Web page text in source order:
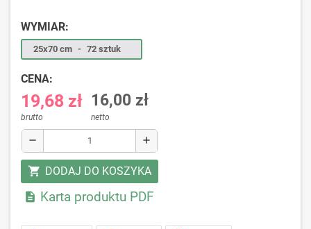
WYMIAR:
25x70 cm - 72 sztuk
CENA:
19,68 zł
brutto
16,00 zł
netto
remove add
shopping_cart DODAJ DO KOSZYKA
 Karta produktu PDF